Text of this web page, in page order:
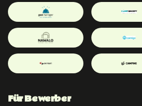
Für Bewerber